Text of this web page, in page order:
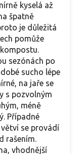
kyselá až
špatně
je důležitá
pomůže
sezónách po
sucho lépe
na jaře se
s pozvolným
méně
Případné
se provádí
rašením.
vhodnější